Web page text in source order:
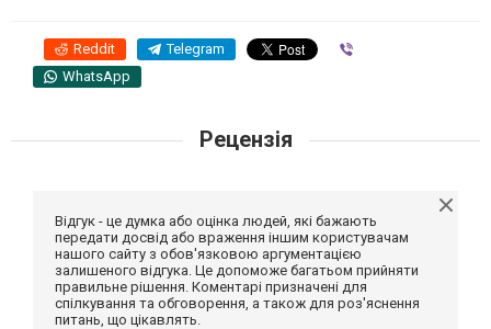
Reddit Telegram
WhatsApp
Рецензія
Відгук - це думка або оцінка людей, які бажають
передати досвід або враження іншим користувачам
нашого сайту з обов'язковою аргументацією
залишеного відгука. Це допоможе багатьом прийняти
правильне рішення. Коментарі призначені для
спілкування та обговорення, а також для роз'яснення
питань, що цікавлять.